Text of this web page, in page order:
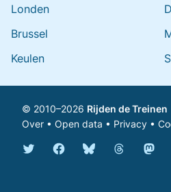
Londen
Brussel
Keulen
© 2010–2026 Rijden de Treinen
Over • Open data • Privacy •